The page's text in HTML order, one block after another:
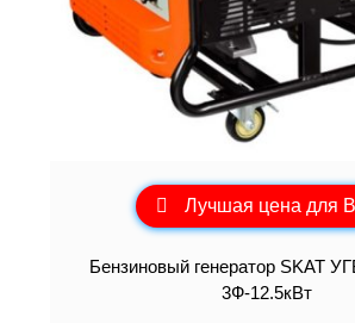
Лучшая цена для
Бензиновый генератор SKAT
3Ф-12.5кВт